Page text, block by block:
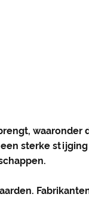
waaronder
sterke stijging